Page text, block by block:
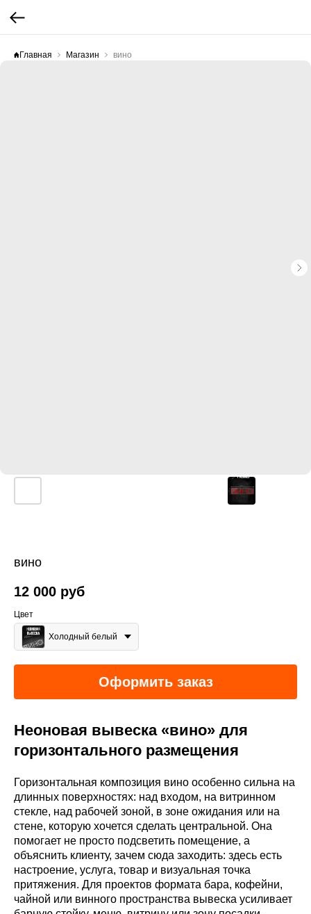
Главная Магазин вино
вино
12 000 руб
Цвет
Холодный белый
Оформить заказ
Неоновая вывеска «вино» для
горизонтального размещения
Горизонтальная композиция вино особенно сильна на
длинных поверхностях: над входом, на витринном
стекле, над рабочей зоной, в зоне ожидания или на
стене, которую хочется сделать центральной. Она
помогает не просто подсветить помещение, а
объяснить клиенту, зачем сюда заходить: здесь есть
настроение, услуга, товар и визуальная точка
притяжения. Для проектов формата бара, кофейни,
чайной или винного пространства вывеска усиливает